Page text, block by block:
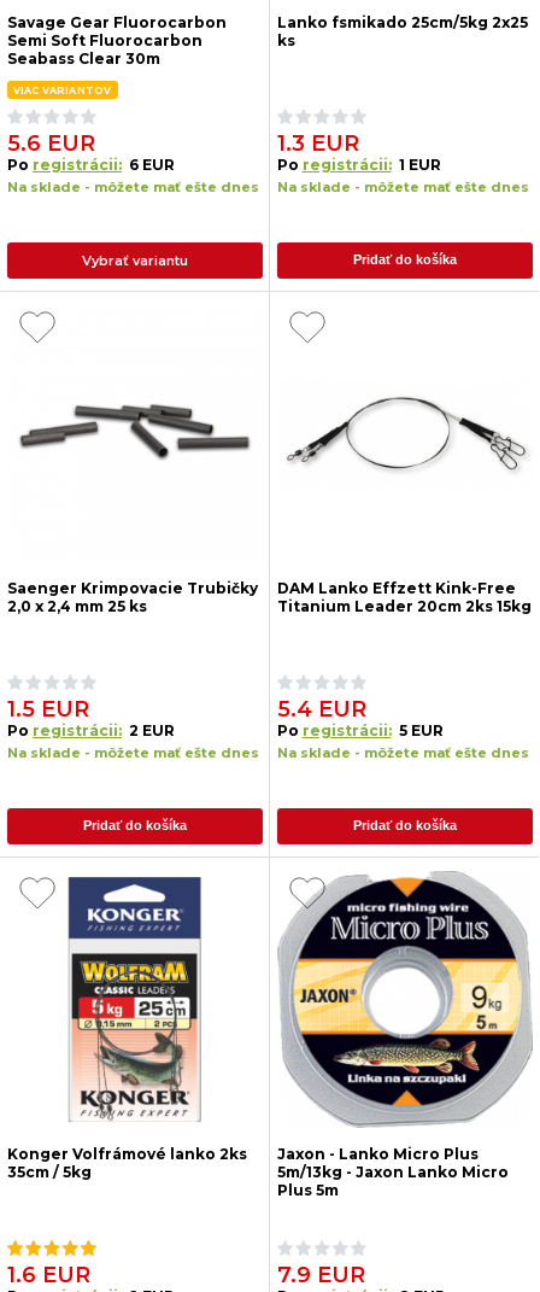
Savage Gear Fluorocarbon
Semi Soft Fluorocarbon
Seabass Clear 30m
VIAC VARIANTOV
5.6 EUR
Po registrácii: 6 EUR
Na sklade - môžete mať ešte dnes
Vybrať variantu
Lanko fsmikado 25cm/5kg 2x25
ks
1.3 EUR
Po registrácii: 1 EUR
Na sklade - môžete mať ešte dnes
Pridať do košíka
Saenger Krimpovacie Trubičky
2,0 x 2,4 mm 25 ks
1.5 EUR
Po registrácii: 2 EUR
Na sklade - môžete mať ešte dnes
Pridať do košíka
DAM Lanko Effzett Kink-Free
Titanium Leader 20cm 2ks 15kg
5.4 EUR
Po registrácii: 5 EUR
Na sklade - môžete mať ešte dnes
Pridať do košíka
Konger Volfrámové lanko 2ks
35cm / 5kg
1.6 EUR
Jaxon - Lanko Micro Plus
5m/13kg - Jaxon Lanko Micro
Plus 5m
7.9 EUR